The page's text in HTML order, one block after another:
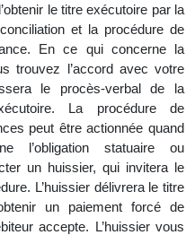
le titre exécutoire par la
et la procédure de
En ce qui concerne la
trouvez l’accord avec votre
le procès-verbal de la
La procédure de
peut être actionnée quand
l’obligation statuaire ou
un huissier, qui invitera le
L’huissier délivrera le titre
un paiement forcé de
accepte. L’huissier vous